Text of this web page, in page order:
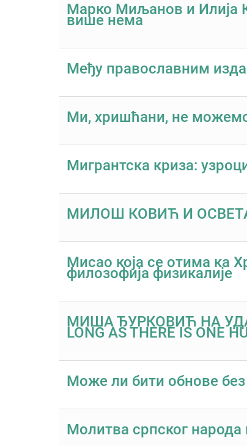
Марко Миљанов и Илија
више нема
Међу православним
Ми, хришћани, не
Мигрантска криза:
МИЛОШ КОВИЋ И
Мисао која се отима ка
филозофија физикалије
МИША ЂУРКОВИЋ НА
LONG AS THERE IS ONE
Може ли бити обнове
Молитва српског народа